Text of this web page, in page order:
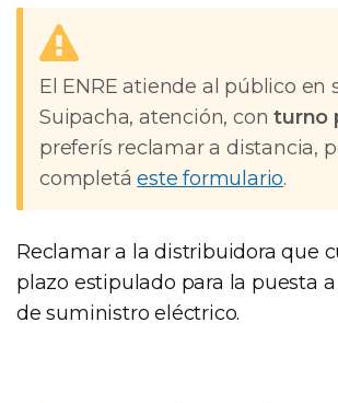
El ENRE atiende al público en
Suipacha, atención, conturno
preferís reclamar a distancia,
completáeste formulario.
Reclamar a la distribuidora que
plazo estipulado para la puesta
de suministro eléctrico.